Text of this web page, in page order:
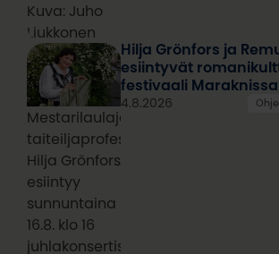
Kuva: Juho
Liukkonen
Mestarilaulaja,
taiteiljaprofessori
Hilja Grönfors
esiintyy
sunnuntaina
16.8. klo 16
juhlakonsertissa
Hilja Grönfors ja
esiintyvät
festivaali Maraknissa
4.8.2026